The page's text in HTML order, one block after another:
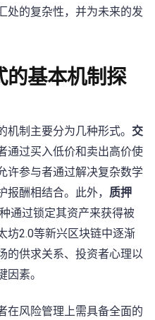
处的复杂性，并为未来的发
的基本机制探
制主要分为几种形式。 交
通过买入低价和卖出高价使
许参与者通过解决复杂数学
酬相结合。此外， 质押
通过锁定其资产来获得被
坊2.0等新兴区块链中逐渐
的供求关系、投资者心理以
素。
在风险管理上需具备全面的